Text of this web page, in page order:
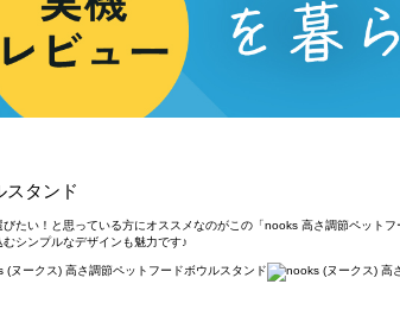
スタンド
たい！と思っている方にオススメなのがこの「nooks 高さ調節ペット
シンプルなデザインも魅力です♪